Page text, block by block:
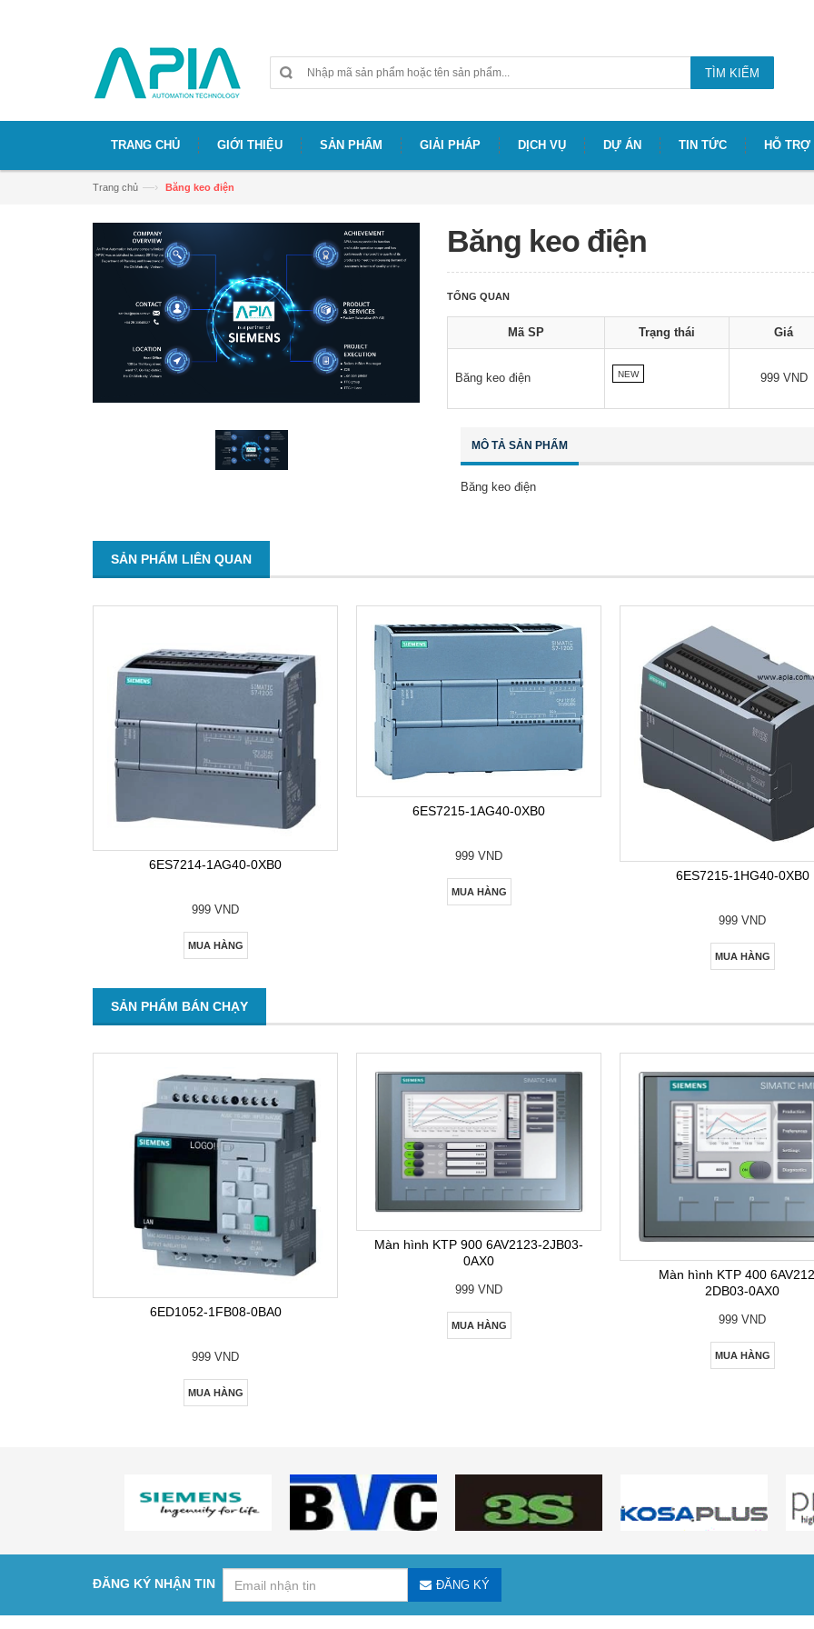
TÌM KIẾM
TRANG CHỦ GIỚI THIỆU SẢN PHẨM GIẢI PHÁP DỊCH VỤ DỰ ÁN TIN TỨC HỖ TRỢ
Trang chủ —› Băng keo điện
Băng keo điện
TỔNG QUAN
Mã SP Trạng thái Giá
Băng keo điện NEW 999 VND
MÔ TẢ SẢN PHẨM
Băng keo điện
SẢN PHẨM LIÊN QUAN
6ES7214-1AG40-0XB0
999 VND
MUA HÀNG
6ES7215-1AG40-0XB0
999 VND
MUA HÀNG
6ES7215-1HG40-0XB0
999 VND
MUA HÀNG
SẢN PHẨM BÁN CHẠY
6ED1052-1FB08-0BA0
999 VND
MUA HÀNG
Màn hình KTP 900 6AV2123-2JB03-
0AX0
999 VND
MUA HÀNG
Màn hình KTP 400
2DB03-0AX0
999 VND
MUA HÀNG
ĐĂNG KÝ NHẬN TIN ĐĂNG KÝ